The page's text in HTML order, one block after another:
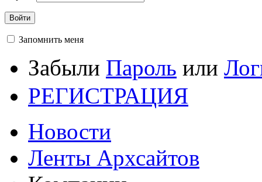
Войти
Запомнить меня
Забыли Пароль или
РЕГИСТРАЦИЯ
Новости
Ленты Архсайтов